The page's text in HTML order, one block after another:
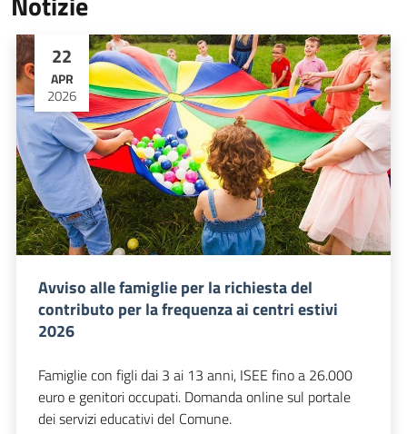
22
APR
2026
Avviso alle famiglie per la richiesta del
contributo per la frequenza ai centri estivi
2026
Famiglie con figli dai 3 ai 13 anni, ISEE fino a 26.000
euro e genitori occupati. Domanda online sul portale
dei servizi educativi del Comune.